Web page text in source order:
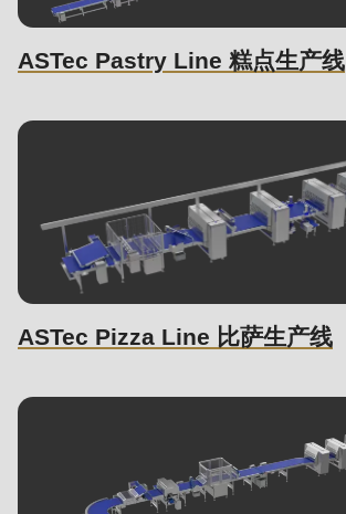
null
parameter
string
deprecated
Drupal\rondo_contact\ContactService-
ASTec Pastry Line 糕点生产线
ASTec Pizza Line 比萨生产线